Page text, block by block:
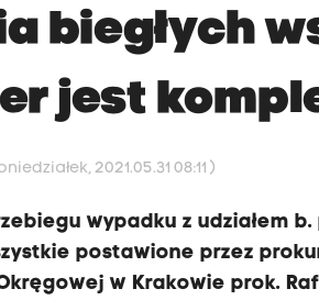
biegłych
jest
2021.05.31 08:11 )
wypadku z udziałem
postawione przez
w Krakowie prok.